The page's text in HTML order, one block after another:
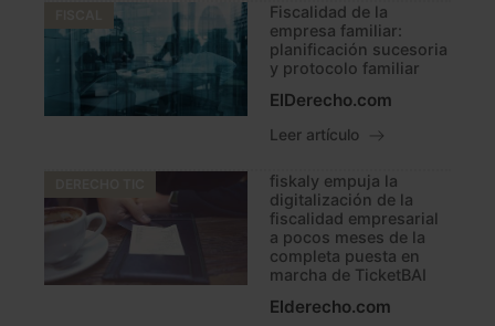
Fiscalidad de la
empresa familiar:
planificación sucesoria
y protocolo familiar
ElDerecho.com
Leer artículo
fiskaly empuja la
digitalización de la
fiscalidad empresarial
a pocos meses de la
completa puesta en
marcha de TicketBAI
Elderecho.com